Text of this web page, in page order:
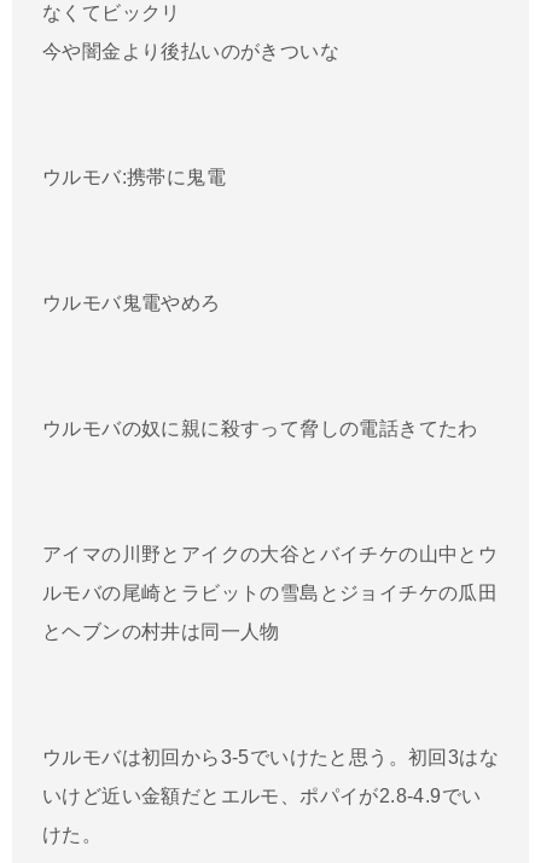
なくてビックリ
今や闇金より後払いのがきついな
ウルモバ:携帯に鬼電
ウルモバ鬼電やめろ
ウルモバの奴に親に殺すって脅しの電話きてたわ
アイマの川野とアイクの大谷とバイチケの山中とウ
ルモバの尾崎とラビットの雪島とジョイチケの瓜田
とヘブンの村井は同一人物
ウルモバは初回から3-5でいけたと思う。初回3はな
いけど近い金額だとエルモ、ポパイが2.8-4.9でい
けた。